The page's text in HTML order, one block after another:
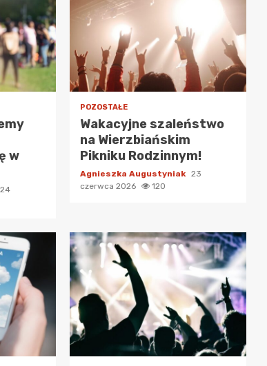
w
24
POZOSTAŁE
Wakacyjne szaleństwo
na Wierzbiańskim
Pikniku Rodzinnym!
Agnieszka Augustyniak 23
czerwca 2026
120